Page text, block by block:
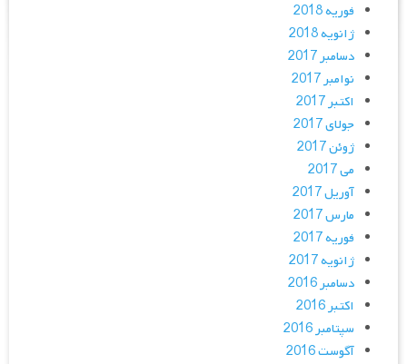
فوریه 2018
ژانویه 2018
دسامبر 2017
نوامبر 2017
اکتبر 2017
جولای 2017
ژوئن 2017
می 2017
آوریل 2017
مارس 2017
فوریه 2017
ژانویه 2017
دسامبر 2016
اکتبر 2016
سپتامبر 2016
آگوست 2016